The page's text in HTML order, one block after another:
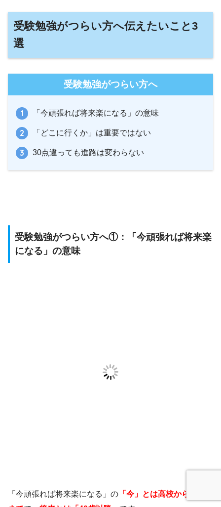
受験勉強がつらい方へ伝えたいこと3
選
受験勉強がつらい方へ
「今頑張れば将来楽になる」の意味
「どこに行くか」は重要ではない
30点違っても進路は変わらない
受験勉強がつらい方へ①：「今頑張れば将来楽
になる」の意味
「今頑張れば将来楽になる」の 「今」とは高校から30歳